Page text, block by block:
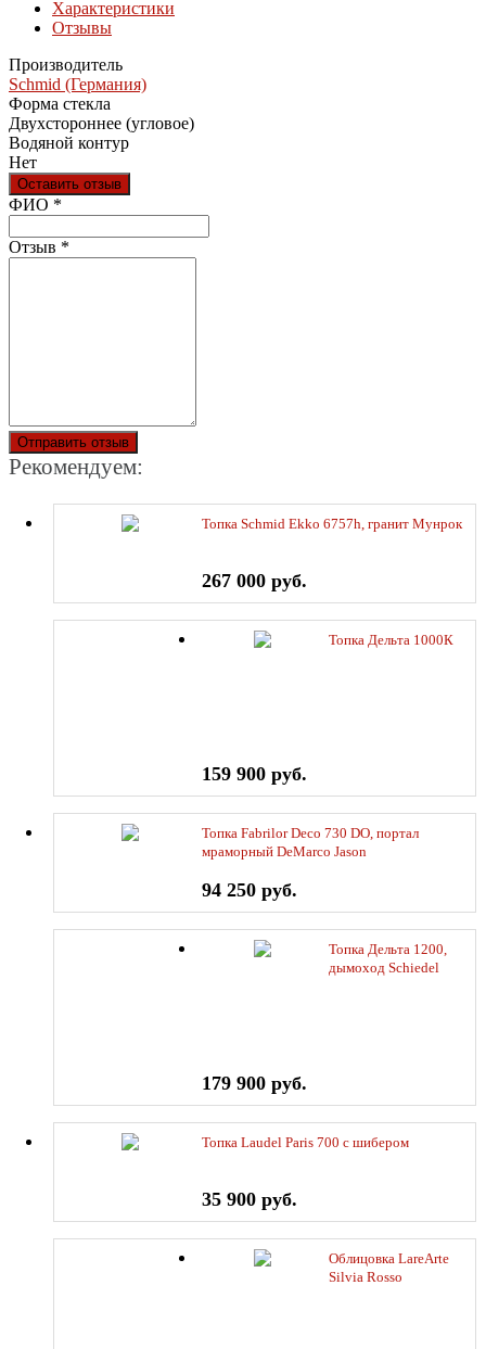
Характеристики
Отзывы
Производитель
Schmid (Германия)
Форма стекла
Двухстороннее (угловое)
Водяной контур
Нет
Оставить отзыв
Ваш отзыв был отправлен!
ФИО *
Отзыв *
Отправить отзыв
Рекомендуем:
Топка Schmid Ekko 6757h, гранит Мунрок
267 000 руб.
Топка Дельта 1000К
159 900 руб.
Топка Fabrilor Deco 730 DO, портал
мраморный DeMarco Jason
94 250 руб.
Топка Дельта 1200,
дымоход Schiedel
179 900 руб.
Топка Laudel Paris 700 с шибером
35 900 руб.
Облицовка LareArte
Silvia Rosso